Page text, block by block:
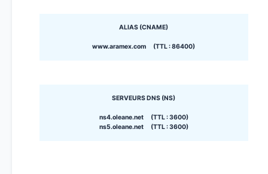
ALIAS (CNAME)
www.aramex.com (TTL : 86400)
SERVEURS DNS (NS)
ns4.oleane.net (TTL : 3600)
ns5.oleane.net (TTL : 3600)